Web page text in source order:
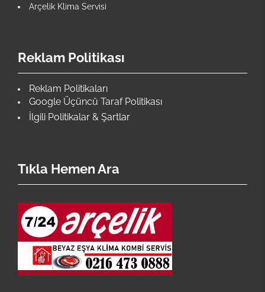
Arçelik Klima Servisi
Reklam Politikası
Reklam Politikaları
Google Üçüncü Taraf Politikası
İlgili Politikalar & Şartlar
Tıkla Hemen Ara